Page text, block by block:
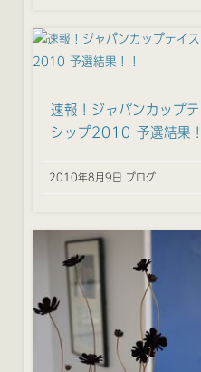
速報！ジャパンカップ
シップ2010 予選結果！
2010年8月9日 ブログ